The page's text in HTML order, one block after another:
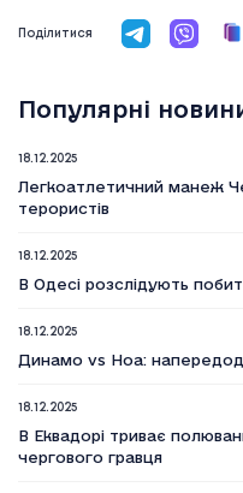
Поділитися
Популярні
18.12.2025
Легкоатлетичний манеж
терористів
18.12.2025
В Одесі розслідують
18.12.2025
Динамо vs Ноа:
18.12.2025
В Еквадорі триває
чергового гравця